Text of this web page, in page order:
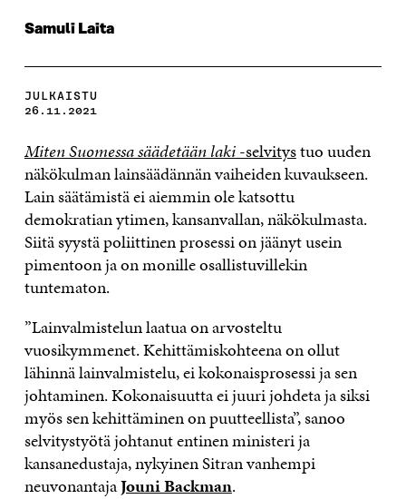
Samuli Laita
JULKAISTU
26.11.2021
Miten Suomessa säädetään laki-selvitystuo uuden
näkökulman lainsäädännän vaiheiden kuvaukseen.
Lain säätämistä ei aiemmin ole katsottu
demokratian ytimen, kansanvallan, näkökulmasta.
Siitä syystä poliittinen prosessi on jäänyt usein
pimentoon ja on monille osallistuvillekin
tuntematon.
”Lainvalmistelun laatua on arvosteltu
vuosikymmenet. Kehittämiskohteena on ollut
lähinnä lainvalmistelu, ei kokonaisprosessi ja sen
johtaminen. Kokonaisuutta ei juuri johdeta ja siksi
myös sen kehittäminen on puutteellista”, sanoo
selvitystyötä johtanut entinen ministeri ja
kansanedustaja, nykyinen Sitran vanhempi
neuvonantajaJouni Backman.